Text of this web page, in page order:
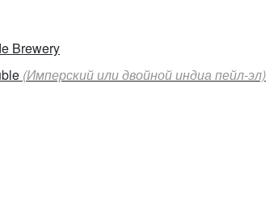
Brewery
(Имперский или двойной индиа пейл-эл)